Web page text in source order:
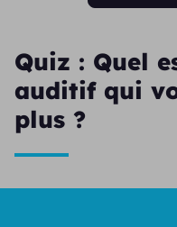
Quiz : Quel
auditif qui
plus ?